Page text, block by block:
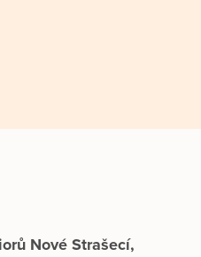
Nové Strašecí,